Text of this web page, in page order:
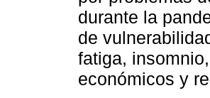
durante la
de
fatiga,
económicos y